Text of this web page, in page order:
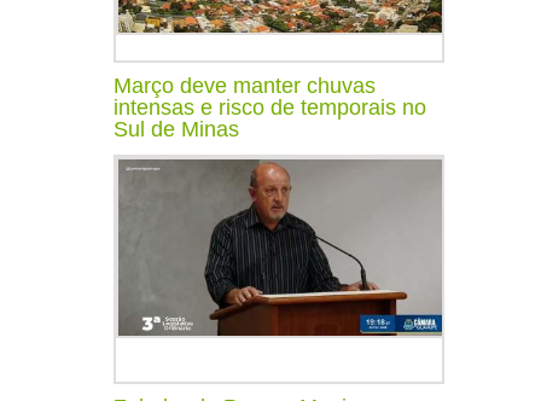
Março deve manter chuvas
intensas e risco de temporais no
Sul de Minas